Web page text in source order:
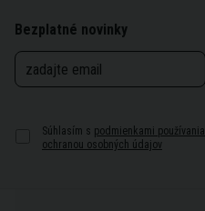
Bezplatné novinky
Súhlasím s podmienkami používania
ochranou osobných údajov